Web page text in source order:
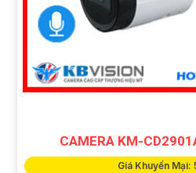
CAMERA KM-
Giá Khuyến Mại: